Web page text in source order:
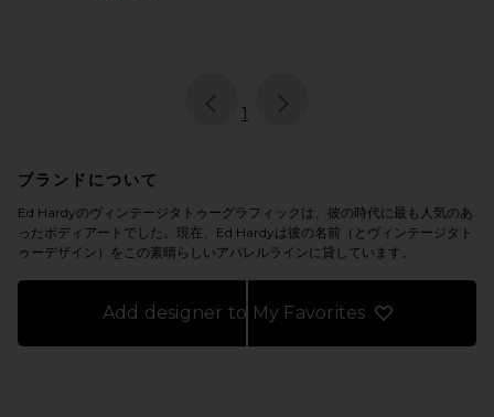
page
1
ブランドについて
Ed Hardyのヴィンテージタトゥーグラフィックは、彼の時代に最も人気のあ
ったボディアートでした。現在、Ed Hardyは彼の名前（とヴィンテージタト
ゥーデザイン）をこの素晴らしいアパレルラインに貸しています。
Add designer to My Favorites